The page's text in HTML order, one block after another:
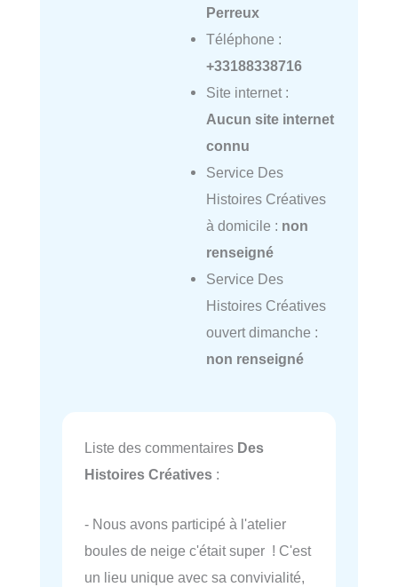
Perreux
Téléphone :
+33188338716
Site internet :
Aucun site internet
connu
Service Des
Histoires Créatives
à domicile : non
renseigné
Service Des
Histoires Créatives
ouvert dimanche :
non renseigné
Liste des commentaires Des
Histoires Créatives :
- Nous avons participé à l'atelier
boules de neige c'était super ! C'est
un lieu unique avec sa convivialité,